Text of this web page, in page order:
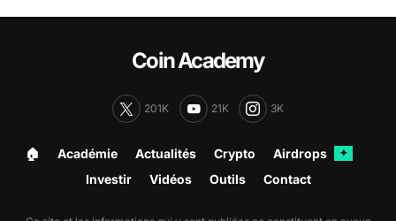
Coin Academy
201K 21K 3K
🏠︎ Académie Actualités Crypto Airdrops ✦
Investir Vidéos Outils Contact